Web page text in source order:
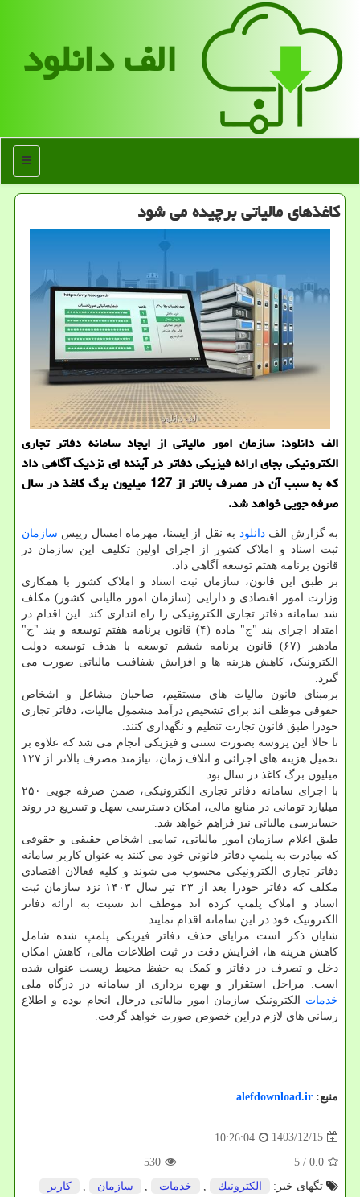
الف دانلود
منو
کاغذهای مالیاتی برچیده می شود
الف دانلود: سازمان امور مالیاتی از ایجاد سامانه دفاتر تجاری
الکترونیکی بجای ارائه فیزیکی دفاتر در آینده ای نزدیک آگاهی داد
که به سبب آن در مصرف بالاتر از 127 میلیون برگ کاغذ در سال
صرفه جویی خواهد شد.
به گزارش الفدانلود به نقل از ایسنا، مهرماه امسال رییس سازمان
ثبت اسناد و املاک کشور از اجرای اولین تکلیف این سازمان در
قانون برنامه هفتم توسعه آگاهی داد.
بر طبق این قانون، سازمان ثبت اسناد و املاک کشور با همکاری
وزارت امور اقتصادی و دارایی (سازمان امور مالیاتی کشور) مکلف
شد سامانه دفاتر تجاری الکترونیکی را راه اندازی کند. این اقدام در
امتداد اجرای بند "ج" ماده (۴) قانون برنامه هفتم توسعه و بند "ج"
مادهبر (۶۷) قانون برنامه ششم توسعه با هدف توسعه دولت
الکترونیک، کاهش هزینه ها و افزایش شفافیت مالیاتی صورت می
گیرد.
برمبنای قانون مالیات های مستقیم، صاحبان مشاغل و اشخاص
حقوقی موظف اند برای تشخیص درآمد مشمول مالیات، دفاتر تجاری
خودرا طبق قانون تجارت تنظیم و نگهداری کنند.
تا حالا این پروسه بصورت سنتی و فیزیکی انجام می شد که علاوه بر
تحمیل هزینه های اجرائی و اتلاف زمان، نیازمند مصرف بالاتر از ۱۲۷
میلیون برگ کاغذ در سال بود.
با اجرای سامانه دفاتر تجاری الکترونیکی، ضمن صرفه جویی ۲۵۰
میلیارد تومانی در منابع مالی، امکان دسترسی سهل و تسریع در روند
حسابرسی مالیاتی نیز فراهم خواهد شد.
طبق اعلام سازمان امور مالیاتی، تمامی اشخاص حقیقی و حقوقی
که مبادرت به پلمپ دفاتر قانونی خود می کنند به عنوان کاربر سامانه
دفاتر تجاری الکترونیکی محسوب می شوند و کلیه فعالان اقتصادی
مکلف که دفاتر خودرا بعد از ۲۳ تیر سال ۱۴۰۳ نزد سازمان ثبت
اسناد و املاک پلمپ کرده اند موظف اند نسبت به ارائه دفاتر
الکترونیک خود در این سامانه اقدام نمایند.
شایان ذکر است مزایای حذف دفاتر فیزیکی پلمپ شده شامل
کاهش هزینه ها، افزایش دقت در ثبت اطلاعات مالی، کاهش امکان
دخل و تصرف در دفاتر و کمک به حفظ محیط زیست عنوان شده
است. مراحل استقرار و بهره برداری از سامانه در درگاه ملی
خدمات الکترونیک سازمان امور مالیاتی درحال انجام بوده و اطلاع
رسانی های لازم دراین خصوص صورت خواهد گرفت.
منبع: alefdownload.ir
1403/12/15
10:26:04
0.0
/ 5
530
تگهای خبر:
الكترونیك , خدمات , سازمان , كاربر